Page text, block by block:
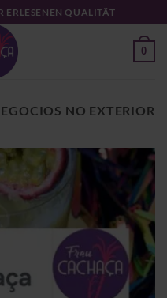
QUALITÄT
0
NO EXTERIOR